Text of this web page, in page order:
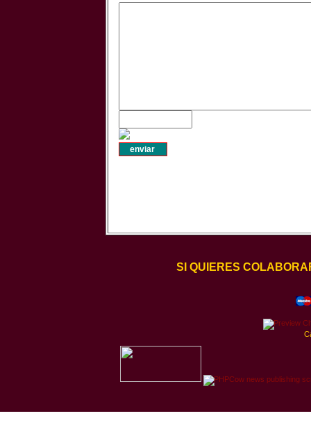
SI QUIERES